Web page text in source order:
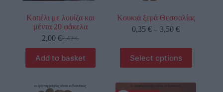
Κοπέλι με λουίζα και
μέντα 20 φάκελα
2,42€
2,00€
Add to basket
Κουκιά ξερά Θεσσαλίας
0,35€ – 3,50€
Select options
οι φωτογραφίες είναι ενδεικτικές οι φωτογραφίες είναι ενδεικτικές